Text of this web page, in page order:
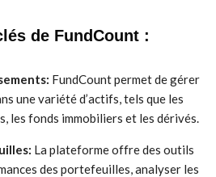
de FundCount :
FundCount permet de gérer
une variété d’actifs, tels que les
les fonds immobiliers et les dérivés.
La plateforme offre des outils
des portefeuilles, analyser les